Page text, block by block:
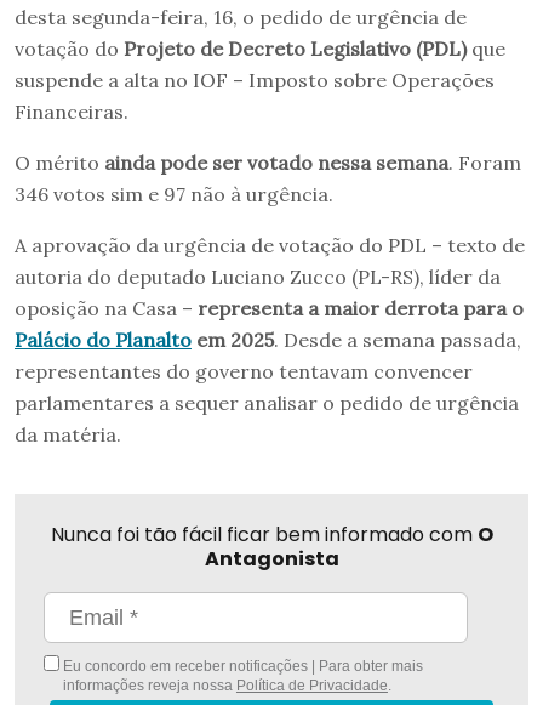
desta segunda-feira, 16, o pedido de urgência de
votação do Projeto de Decreto Legislativo (PDL) que
suspende a alta no IOF – Imposto sobre Operações
Financeiras.
O mérito ainda pode ser votado nessa semana. Foram
346 votos sim e 97 não à urgência.
A aprovação da urgência de votação do PDL – texto de
autoria do deputado Luciano Zucco (PL-RS), líder da
oposição na Casa – representa a maior derrota para o
Palácio do Planalto em 2025. Desde a semana passada,
representantes do governo tentavam convencer
parlamentares a sequer analisar o pedido de urgência
da matéria.
Nunca foi tão fácil ficar bem informado com O
Antagonista
Eu concordo em receber notificações | Para obter mais
informações reveja nossa Política de Privacidade.